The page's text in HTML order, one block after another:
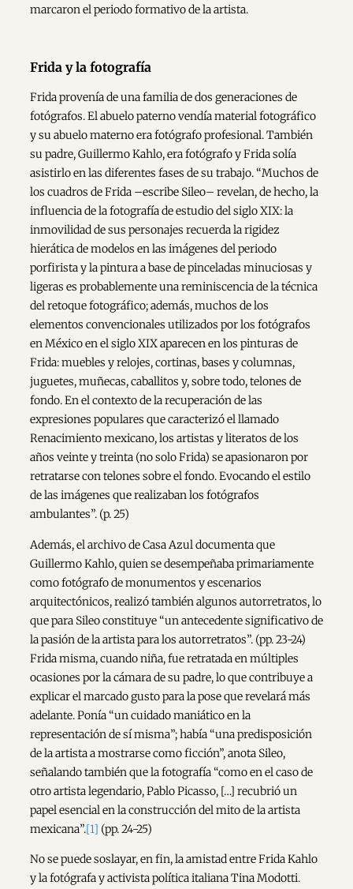
marcaron el periodo formativo de la artista.
Frida y la fotografía
Frida provenía de una familia de dos generaciones de
fotógrafos. El abuelo paterno vendía material fotográfico
y su abuelo materno era fotógrafo profesional. También
su padre, Guillermo Kahlo, era fotógrafo y Frida solía
asistirlo en las diferentes fases de su trabajo. “Muchos de
los cuadros de Frida –escribe Sileo– revelan, de hecho, la
influencia de la fotografía de estudio del siglo XIX: la
inmovilidad de sus personajes recuerda la rigidez
hierática de modelos en las imágenes del periodo
porfirista y la pintura a base de pinceladas minuciosas y
ligeras es probablemente una reminiscencia de la técnica
del retoque fotográfico; además, muchos de los
elementos convencionales utilizados por los fotógrafos
en México en el siglo XIX aparecen en los pinturas de
Frida: muebles y relojes, cortinas, bases y columnas,
juguetes, muñecas, caballitos y, sobre todo, telones de
fondo. En el contexto de la recuperación de las
expresiones populares que caracterizó el llamado
Renacimiento mexicano, los artistas y literatos de los
años veinte y treinta (no solo Frida) se apasionaron por
retratarse con telones sobre el fondo. Evocando el estilo
de las imágenes que realizaban los fotógrafos
ambulantes”. (p. 25)
Además, el archivo de Casa Azul documenta que
Guillermo Kahlo, quien se desempeñaba primariamente
como fotógrafo de monumentos y escenarios
arquitectónicos, realizó también algunos autorretratos, lo
que para Sileo constituye “un antecedente significativo de
la pasión de la artista para los autorretratos”. (pp. 23-24)
Frida misma, cuando niña, fue retratada en múltiples
ocasiones por la cámara de su padre, lo que contribuye a
explicar el marcado gusto para la pose que revelará más
adelante. Ponía “un cuidado maniático en la
representación de sí misma”; había “una predisposición
de la artista a mostrarse como ficción”, anota Sileo,
señalando también que la fotografía “como en el caso de
otro artista legendario, Pablo Picasso, […] recubrió un
papel esencial en la construcción del mito de la artista
mexicana”.[1] (pp. 24-25)
No se puede soslayar, en fin, la amistad entre Frida Kahlo
y la fotógrafa y activista política italiana Tina Modotti.